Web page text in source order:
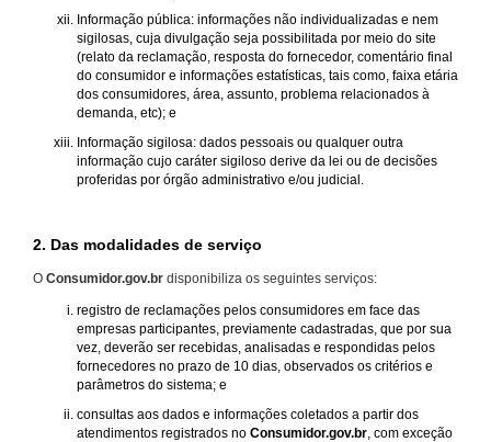
Informação pública: informações não individualizadas e nem
sigilosas, cuja divulgação seja possibilitada por meio do site
(relato da reclamação, resposta do fornecedor, comentário final
do consumidor e informações estatísticas, tais como, faixa etária
dos consumidores, área, assunto, problema relacionados à
demanda, etc); e
Informação sigilosa: dados pessoais ou qualquer outra
informação cujo caráter sigiloso derive da lei ou de decisões
proferidas por órgão administrativo e/ou judicial.
2. Das modalidades de serviço
O Consumidor.gov.br disponibiliza os seguintes serviços:
registro de reclamações pelos consumidores em face das
empresas participantes, previamente cadastradas, que por sua
vez, deverão ser recebidas, analisadas e respondidas pelos
fornecedores no prazo de 10 dias, observados os critérios e
parâmetros do sistema; e
consultas aos dados e informações coletados a partir dos
atendimentos registrados no Consumidor.gov.br , com exceção